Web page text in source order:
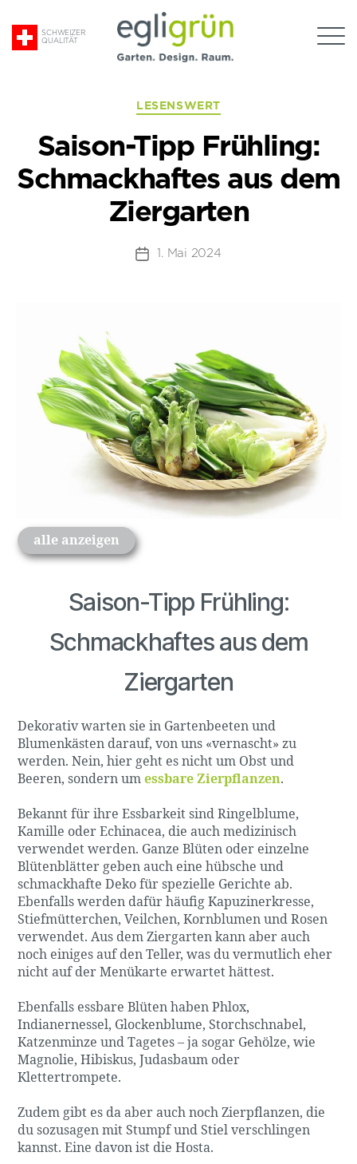
SCHWEIZER
QUALITÄT
Grün
AG
Kategorien
LESENSWERT
Saison-Tipp Frühling:
Schmackhaftes aus dem
Ziergarten
Beitragsdatum
1. Mai 2024
alle anzeigen
Saison-Tipp Frühling:
Schmackhaftes aus dem
Ziergarten
Dekorativ warten sie in Gartenbeeten und
Blumenkästen darauf, von uns «vernascht» zu
werden. Nein, hier geht es nicht um Obst und
Beeren, sondern umessbare Zierpflanzen.
Bekannt für ihre Essbarkeit sind Ringelblume,
Kamille oder Echinacea, die auch medizinisch
verwendet werden. Ganze Blüten oder einzelne
Blütenblätter geben auch eine hübsche und
schmackhafte Deko für spezielle Gerichte ab.
Ebenfalls werden dafür häufig Kapuzinerkresse,
Stiefmütterchen, Veilchen, Kornblumen und Rosen
verwendet. Aus dem Ziergarten kann aber auch
noch einiges auf den Teller, was du vermutlich eher
nicht auf der Menükarte erwartet hättest.
Ebenfalls essbare Blüten haben Phlox,
Indianernessel, Glockenblume, Storchschnabel,
Katzenminze und Tagetes – ja sogar Gehölze, wie
Magnolie, Hibiskus, Judasbaum oder
Klettertrompete.
Zudem gibt es da aber auch noch Zierpflanzen, die
du sozusagen mit Stumpf und Stiel verschlingen
kannst. Eine davon ist die Hosta.